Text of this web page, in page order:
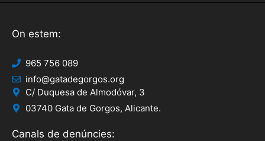
On estem:
965 756 089
info@gatadegorgos.org
C/ Duquesa de Almodóvar, 3
03740 Gata de Gorgos, Alicante.
Canals de denúncies: